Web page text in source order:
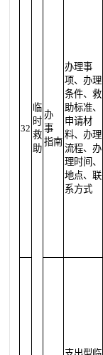
临
时
救
助
32
办
事
指南
办理事
项、办理
条件、救
助标准、
申请材
料、办理
流程、办
理时间、
地点、联
系方式